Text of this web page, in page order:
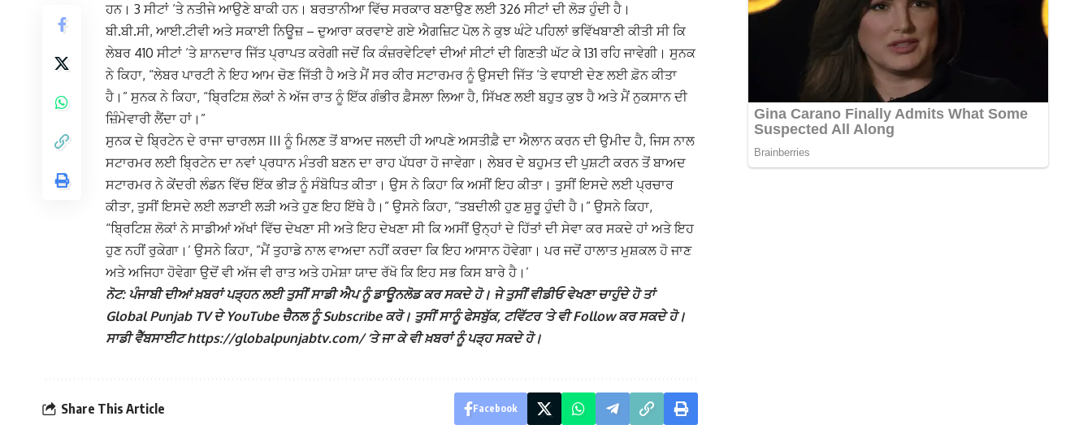
ਹਨ। 3 ਸੀਟਾਂ ‘ਤੇ ਨਤੀਜੇ ਆਉਣੇ ਬਾਕੀ ਹਨ। ਬਰਤਾਨੀਆ ਵਿੱਚ ਸਰਕਾਰ ਬਣਾਉਣ ਲਈ 326 ਸੀਟਾਂ ਦੀ ਲੋੜ ਹੁੰਦੀ ਹੈ।
ਬੀ.ਬੀ.ਸੀ, ਆਈ.ਟੀਵੀ ਅਤੇ ਸਕਾਈ ਨਿਊਜ਼ – ਦੁਆਰਾ ਕਰਵਾਏ ਗਏ ਐਗਜ਼ਿਟ ਪੋਲ ਨੇ ਕੁਝ ਘੰਟੇ ਪਹਿਲਾਂ ਭਵਿੱਖਬਾਣੀ ਕੀਤੀ ਸੀ ਕਿ
ਲੇਬਰ 410 ਸੀਟਾਂ ‘ਤੇ ਸ਼ਾਨਦਾਰ ਜਿੱਤ ਪ੍ਰਾਪਤ ਕਰੇਗੀ ਜਦੋਂ ਕਿ ਕੰਜ਼ਰਵੇਟਿਵਾਂ ਦੀਆਂ ਸੀਟਾਂ ਦੀ ਗਿਣਤੀ ਘੱਟ ਕੇ 131 ਰਹਿ ਜਾਵੇਗੀ। ਸੁਨਕ
ਨੇ ਕਿਹਾ, “ਲੇਬਰ ਪਾਰਟੀ ਨੇ ਇਹ ਆਮ ਚੋਣ ਜਿੱਤੀ ਹੈ ਅਤੇ ਮੈਂ ਸਰ ਕੀਰ ਸਟਾਰਮਰ ਨੂੰ ਉਸਦੀ ਜਿੱਤ ‘ਤੇ ਵਧਾਈ ਦੇਣ ਲਈ ਫ਼ੋਨ ਕੀਤਾ
ਹੈ।” ਸੁਨਕ ਨੇ ਕਿਹਾ, “ਬ੍ਰਿਟਿਸ਼ ਲੋਕਾਂ ਨੇ ਅੱਜ ਰਾਤ ਨੂੰ ਇੱਕ ਗੰਭੀਰ ਫ਼ੈਸਲਾ ਲਿਆ ਹੈ, ਸਿੱਖਣ ਲਈ ਬਹੁਤ ਕੁਝ ਹੈ ਅਤੇ ਮੈਂ ਨੁਕਸਾਨ ਦੀ
ਜ਼ਿੰਮੇਵਾਰੀ ਲੈਂਦਾ ਹਾਂ।”
ਸੁਨਕ ਦੇ ਬ੍ਰਿਟੇਨ ਦੇ ਰਾਜਾ ਚਾਰਲਸ III ਨੂੰ ਮਿਲਣ ਤੋਂ ਬਾਅਦ ਜਲਦੀ ਹੀ ਆਪਣੇ ਅਸਤੀਫ਼ੈ ਦਾ ਐਲਾਨ ਕਰਨ ਦੀ ਉਮੀਦ ਹੈ, ਜਿਸ ਨਾਲ
ਸਟਾਰਮਰ ਲਈ ਬ੍ਰਿਟੇਨ ਦਾ ਨਵਾਂ ਪ੍ਰਧਾਨ ਮੰਤਰੀ ਬਣਨ ਦਾ ਰਾਹ ਪੱਧਰਾ ਹੋ ਜਾਵੇਗਾ। ਲੇਬਰ ਦੇ ਬਹੁਮਤ ਦੀ ਪੁਸ਼ਟੀ ਕਰਨ ਤੋਂ ਬਾਅਦ
ਸਟਾਰਮਰ ਨੇ ਕੇਂਦਰੀ ਲੰਡਨ ਵਿੱਚ ਇੱਕ ਭੀੜ ਨੂੰ ਸੰਬੋਧਿਤ ਕੀਤਾ। ਉਸ ਨੇ ਕਿਹਾ ਕਿ ਅਸੀਂ ਇਹ ਕੀਤਾ। ਤੁਸੀਂ ਇਸਦੇ ਲਈ ਪ੍ਰਚਾਰ
ਕੀਤਾ, ਤੁਸੀਂ ਇਸਦੇ ਲਈ ਲੜਾਈ ਲੜੀ ਅਤੇ ਹੁਣ ਇਹ ਇੱਥੇ ਹੈ।” ਉਸਨੇ ਕਿਹਾ, “ਤਬਦੀਲੀ ਹੁਣ ਸ਼ੁਰੂ ਹੁੰਦੀ ਹੈ।” ਉਸਨੇ ਕਿਹਾ,
“ਬ੍ਰਿਟਿਸ਼ ਲੋਕਾਂ ਨੇ ਸਾਡੀਆਂ ਅੱਖਾਂ ਵਿੱਚ ਦੇਖਣਾ ਸੀ ਅਤੇ ਇਹ ਦੇਖਣਾ ਸੀ ਕਿ ਅਸੀਂ ਉਨ੍ਹਾਂ ਦੇ ਹਿੱਤਾਂ ਦੀ ਸੇਵਾ ਕਰ ਸਕਦੇ ਹਾਂ ਅਤੇ ਇਹ
ਹੁਣ ਨਹੀਂ ਰੁਕੇਗਾ।’ ਉਸਨੇ ਕਿਹਾ, ”ਮੈਂ ਤੁਹਾਡੇ ਨਾਲ ਵਾਅਦਾ ਨਹੀਂ ਕਰਦਾ ਕਿ ਇਹ ਆਸਾਨ ਹੋਵੇਗਾ। ਪਰ ਜਦੋਂ ਹਾਲਾਤ ਮੁਸ਼ਕਲ ਹੋ ਜਾਣ
ਅਤੇ ਅਜਿਹਾ ਹੋਵੇਗਾ ਉਦੋਂ ਵੀ ਅੱਜ ਵੀ ਰਾਤ ਅਤੇ ਹਮੇਸ਼ਾ ਯਾਦ ਰੱਖੋ ਕਿ ਇਹ ਸਭ ਕਿਸ ਬਾਰੇ ਹੈ।’
ਨੋਟ: ਪੰਜਾਬੀ ਦੀਆਂ ਖ਼ਬਰਾਂ ਪੜ੍ਹਨ ਲਈ ਤੁਸੀਂ ਸਾਡੀ ਐਪ ਨੂੰ ਡਾਊਨਲੋਡ ਕਰ ਸਕਦੇ ਹੋ। ਜੇ ਤੁਸੀਂ ਵੀਡੀਓ ਵੇਖਣਾ ਚਾਹੁੰਦੇ ਹੋ ਤਾਂ
Global Punjab TV ਦੇ YouTube ਚੈਨਲ ਨੂੰ Subscribe ਕਰੋ। ਤੁਸੀਂ ਸਾਨੂੰ ਫੇਸਬੁੱਕ, ਟਵਿੱਟਰ ‘ਤੇ ਵੀ Follow ਕਰ ਸਕਦੇ ਹੋ।
ਸਾਡੀ ਵੈੱਬਸਾਈਟ https://globalpunjabtv.com/ ‘ਤੇ ਜਾ ਕੇ ਵੀ ਖ਼ਬਰਾਂ ਨੂੰ ਪੜ੍ਹ ਸਕਦੇ ਹੋ।
Share This Article Facebook